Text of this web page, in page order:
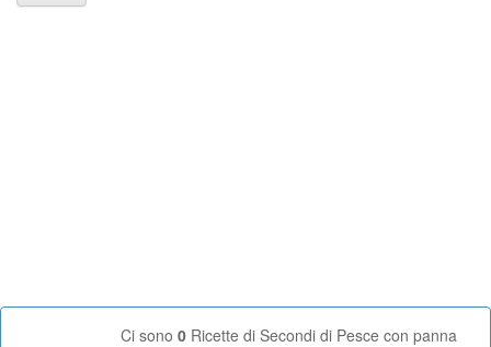
Ci sono 0 Ricette di Secondi di Pesce con panna